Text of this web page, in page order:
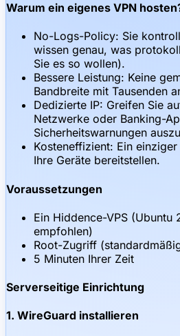
Warum ein eigenes VPN
No-Logs-Policy: Sie
wissen genau, was
Sie es so wollen).
Bessere Leistung: Keine
Bandbreite mit Tausenden
Dedizierte IP: Greifen Sie
Netzwerke oder Banking-
Sicherheitswarnungen
Kosteneffizient: Ein
Ihre Geräte bereitstellen.
Voraussetzungen
Ein Hiddence-VPS
empfohlen)
Root-Zugriff
5 Minuten Ihrer Zeit
Serverseitige Einrichtung
1. WireGuard installieren